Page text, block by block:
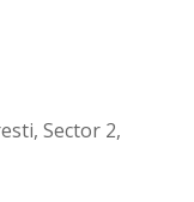
Sector 2,